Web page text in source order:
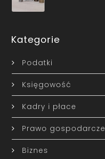
Kategorie
Podatki
Księgowość
Kadry i płace
Prawo gospodarcze
Biznes